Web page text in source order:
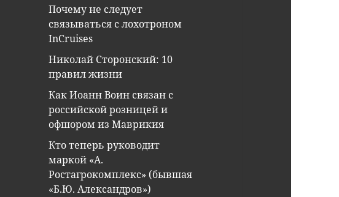
Почему не следует
связываться с лохотроном
InCruises
Николай Сторонский: 10
правил жизни
Как Иоанн Воин связан с
российской розницей и
офшором из Маврикия
Кто теперь руководит
маркой «А.
Ростагрокомплекс» (бывшая
«Б.Ю. Александров»)